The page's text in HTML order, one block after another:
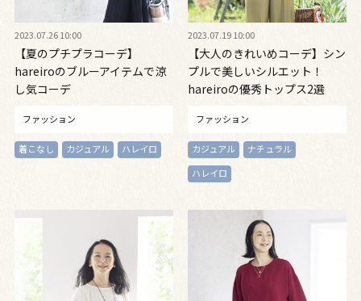
2023.07.26 10:00
【夏のプチプラコーデ】
hareiroのブルーアイテムで涼
し気コーデ
ファッション
着こなし カジュアル ハレイロ
2023.07.19 10:00
【大人のきれいめコーデ】シン
プルで美しいシルエット！
hareiroの優秀トップス2選
ファッション
カジュアル
ナチュラル
ハレイロ